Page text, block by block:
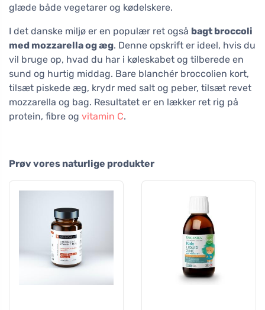
glæde både vegetarer og kødelskere.
I det danske miljø er en populær ret også bagt broccoli
med mozzarella og æg. Denne opskrift er ideel, hvis du
vil bruge op, hvad du har i køleskabet og tilberede en
sund og hurtig middag. Bare blanchér broccolien kort,
tilsæt piskede æg, krydr med salt og peber, tilsæt revet
mozzarella og bag. Resultatet er en lækker ret rig på
protein, fibre og vitamin C.
Prøv vores naturlige produkter